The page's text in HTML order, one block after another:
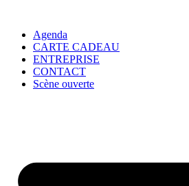
Agenda
CARTE CADEAU
ENTREPRISE
CONTACT
Scène ouverte